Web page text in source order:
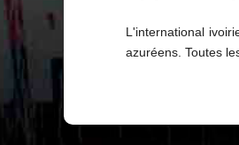
L'international
azuréens. Toutes